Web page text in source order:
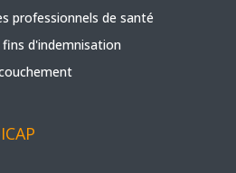
professionnels de santé
d'indemnisation